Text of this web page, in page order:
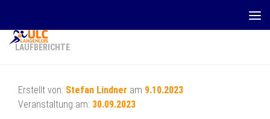
LAUFBERICHTE
Erstellt von: Stefan Lindner am 9.10.2023
Veranstaltung am: 30.09.2023